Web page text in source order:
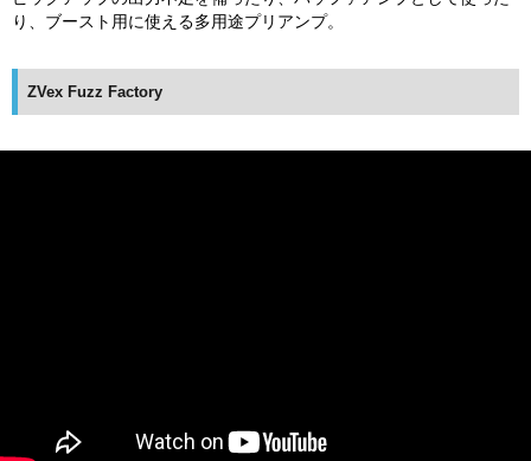
り、ブースト用に使える多用途プリアンプ。
ZVex Fuzz Factory